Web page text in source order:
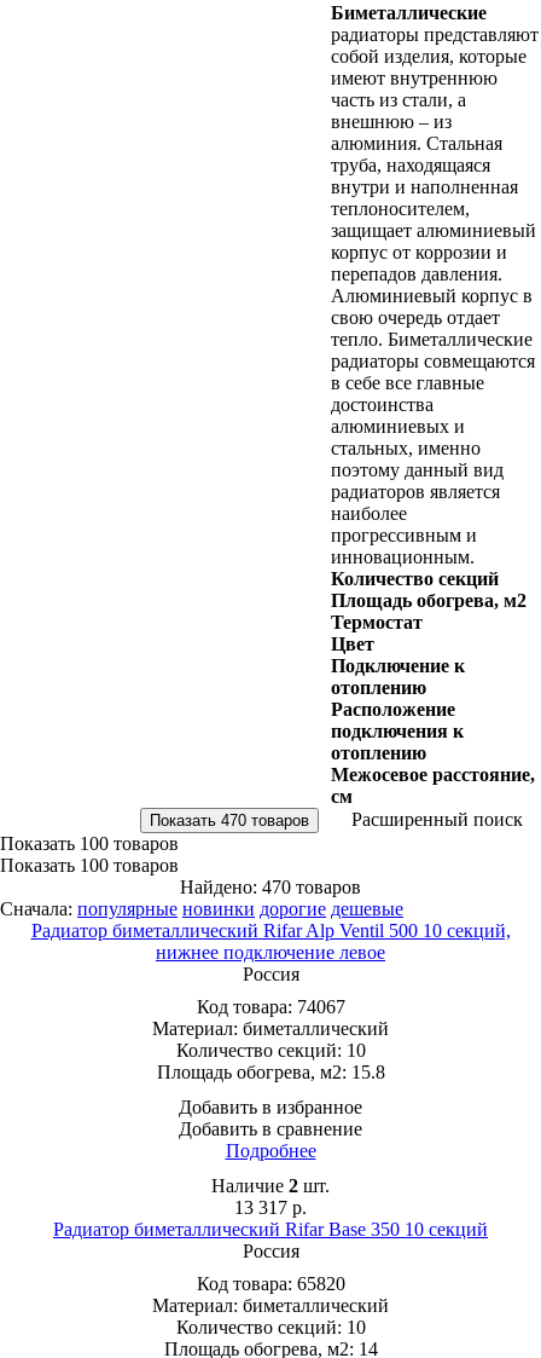
Биметаллические
радиаторы представляют
собой изделия, которые
имеют внутреннюю
часть из стали, а
внешнюю – из
алюминия. Стальная
труба, находящаяся
внутри и наполненная
теплоносителем,
защищает алюминиевый
корпус от коррозии и
перепадов давления.
Алюминиевый корпус в
свою очередь отдает
тепло. Биметаллические
радиаторы совмещаются
в себе все главные
достоинства
алюминиевых и
стальных, именно
поэтому данный вид
радиаторов является
наиболее
прогрессивным и
инновационным.
Количество секций
Площадь обогрева, м2
Термостат
Цвет
Подключение к
отоплению
Расположение
подключения к
отоплению
Межосевое расстояние,
см
Расширенный поиск
Показать 100 товаров
Показать 100 товаров
Найдено: 470 товаров
Сначала: популярные новинки дорогие дешевые
Радиатор биметаллический Rifar Alp Ventil 500 10 секций,
нижнее подключение левое
Россия
Код товара: 74067
Материал: биметаллический
Количество секций: 10
Площадь обогрева, м2: 15.8
Добавить в избранное
Добавить в сравнение
Подробнее
Наличие 2 шт.
13 317 р.
Радиатор биметаллический Rifar Base 350 10 секций
Россия
Код товара: 65820
Материал: биметаллический
Количество секций: 10
Площадь обогрева, м2: 14